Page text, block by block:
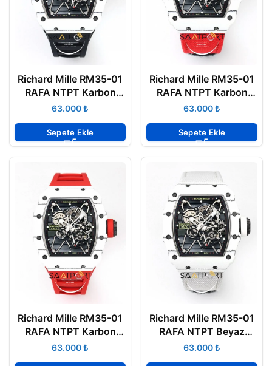
Richard Mille RM35-01
RAFA NTPT Karbon
Beyaz Kasa Siyah
ETA
₺
Sepete Ekle
Richard Mille RM35-01
RAFA NTPT Karbon
Kasa Dokuma Kırmızı
₺
Sepete Ekle
Richard Mille RM35-01
RAFA NTPT Karbon
Fiber Kasa Kırmızı
₺
Richard Mille RM35-01
RAFA NTPT Beyaz
Karbon Kasa Dokuma
₺